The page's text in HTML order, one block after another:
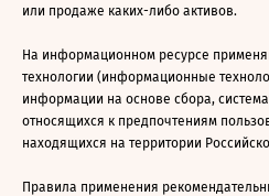
или продаже каких-либо активов.
На информационном ресурсе
технологии (информационные
информации на основе сбора,
относящихся к предпочтениям
находящихся на территории
Правила применения